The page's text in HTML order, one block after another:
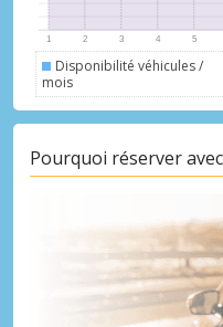
Promotions
Accédez à
Disponibilité véhicules /
mois
Pourquoi réserver avec